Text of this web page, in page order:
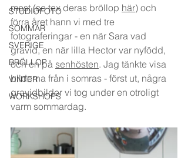
STUDIOFOTO
SOMMAR
SVERIGE
BRÖLLOP
VINTER
WORKSHOPS
mest (se tex deras bröllop här) och
förra året hann vi med tre
fotograferingar - en när Sara vad
gravid, en när lilla Hector var nyfödd,
och en på senhösten. Jag tänkte visa
bilderna från i somras - först ut, några
gravidbilder vi tog under en otroligt
varm sommardag.